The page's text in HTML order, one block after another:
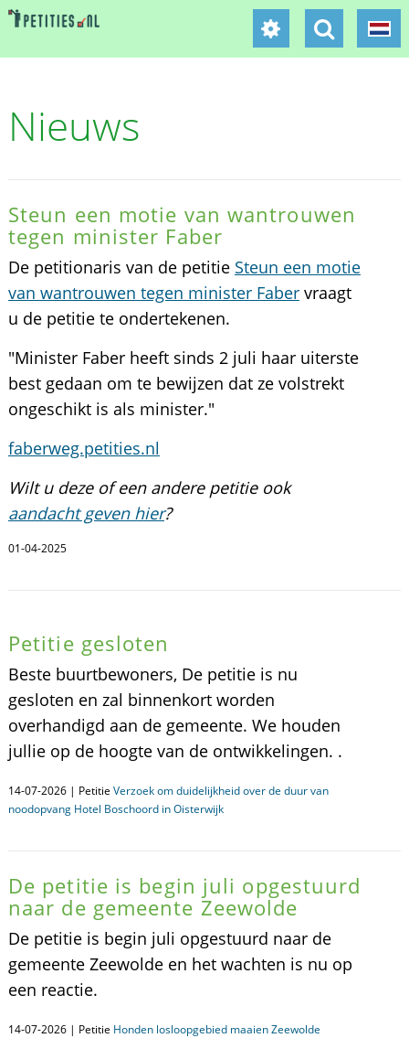
Nieuws
Steun een motie van wantrouwen
tegen minister Faber
De petitionaris van de petitie Steun een motie
van wantrouwen tegen minister Fabervraagt
u de petitie te ondertekenen.
"Minister Faber heeft sinds 2 juli haar uiterste
best gedaan om te bewijzen dat ze volstrekt
ongeschikt is als minister."
faberweg.petities.nl
Wilt u deze of een andere petitie ook
aandacht geven hier?
01-04-2025
Petitie gesloten
Beste buurtbewoners, De petitie is nu
gesloten en zal binnenkort worden
overhandigd aan de gemeente. We houden
jullie op de hoogte van de ontwikkelingen. .
14-07-2026 | Petitie Verzoek om duidelijkheid over de duur van
noodopvang Hotel Boschoord in Oisterwijk
De petitie is begin juli opgestuurd
naar de gemeente Zeewolde
De petitie is begin juli opgestuurd naar de
gemeente Zeewolde en het wachten is nu op
een reactie.
14-07-2026 | Petitie Honden losloopgebied maaien Zeewolde